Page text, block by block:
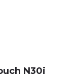
N30i